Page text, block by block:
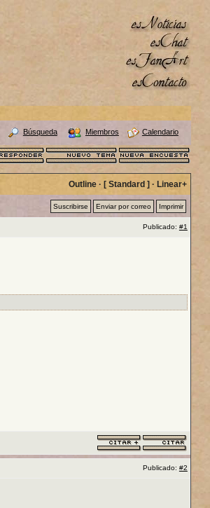
Búsqueda Miembros Calendario
Outline · [Standard ] · Linear+
Suscribirse Enviar por correo Imprimir
Publicado: #1
Publicado: #2